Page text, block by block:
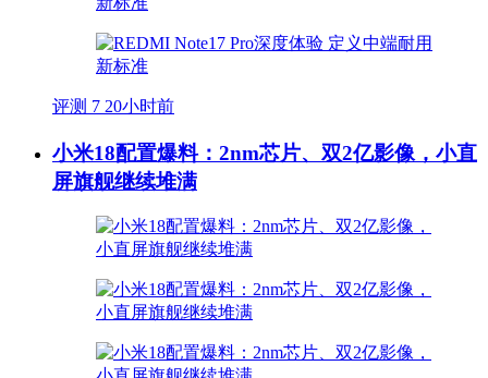
评测 7 20小时前
小米18配置爆料：2nm芯片、双2亿影像，小直
屏旗舰继续堆满